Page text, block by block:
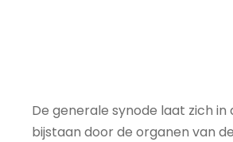
De generale synode laat zich
bijstaan door de organen van